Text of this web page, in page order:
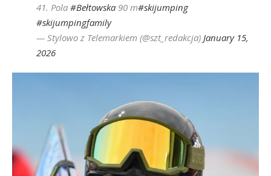
41. Pola #Bełtowska 90 m#skijumping
#skijumpingfamily
— Stylowo z Telemarkiem (@szt_redakcja) January 15,
2026